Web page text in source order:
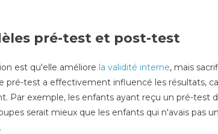
pré-test et post-test
est qu'elle améliore la validité interne, mais
pré-test a effectivement influencé les résultats,
Par exemple, les enfants ayant reçu un pré-
serait mieux que les enfants qui n'avais pas